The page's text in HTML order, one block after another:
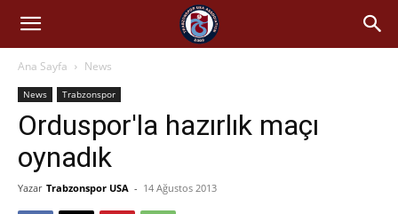
Ana Sayfa News
News Trabzonspor
Orduspor'la hazırlık maçı
oynadık
Yazar Trabzonspor USA - 14 Ağustos 2013